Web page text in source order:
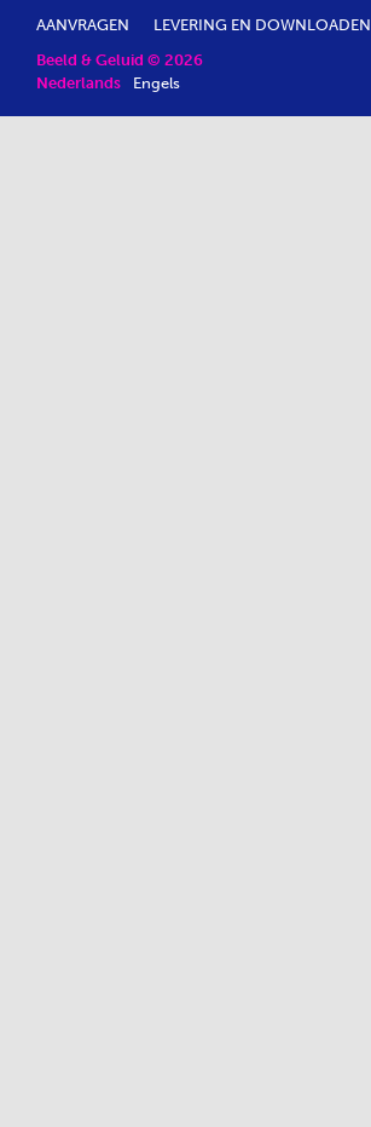
Beeld & Geluid © 2026
Nederlands
Engels
AANVRAGEN LEVERING EN DOWNLOADEN